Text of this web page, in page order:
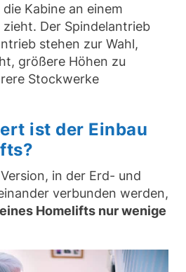
Kabine an einem
Der Spindelantrieb
stehen zur Wahl,
größere Höhen zu
Stockwerke
ist der Einbau
in der Erd- und
verbunden werden,
Homelifts nur wenige